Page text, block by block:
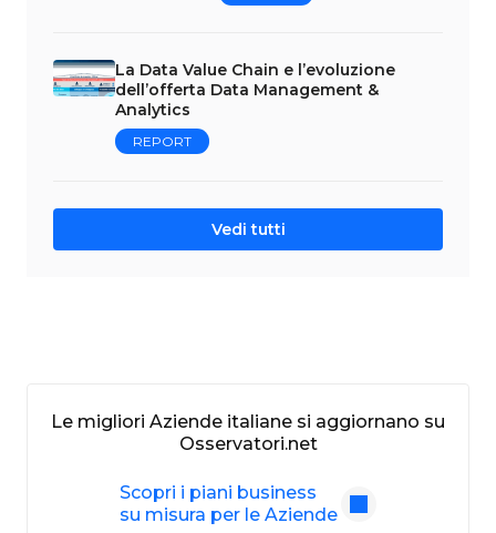
La Data Value Chain e l’evoluzione
dell’offerta Data Management &
Analytics
REPORT
Vedi tutti
Le migliori Aziende italiane si aggiornano su
Osservatori.net
Scopri i piani business
su misura per le Aziende